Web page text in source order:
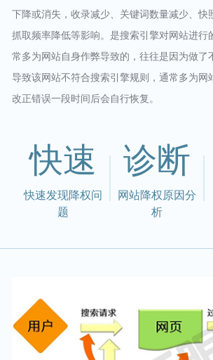
下降或消失，收录减少、关键词数量减少、快
抓取频率降低等影响。是搜索引擎对网站进行
常多为网站自身作弊导致的，往往是因为做了
导致该网站不符合搜索引擎规则，通常多为网
改正错误一段时间后会自行恢复。
快速
快速发现降权问
题
诊断
网站降权原因分
析